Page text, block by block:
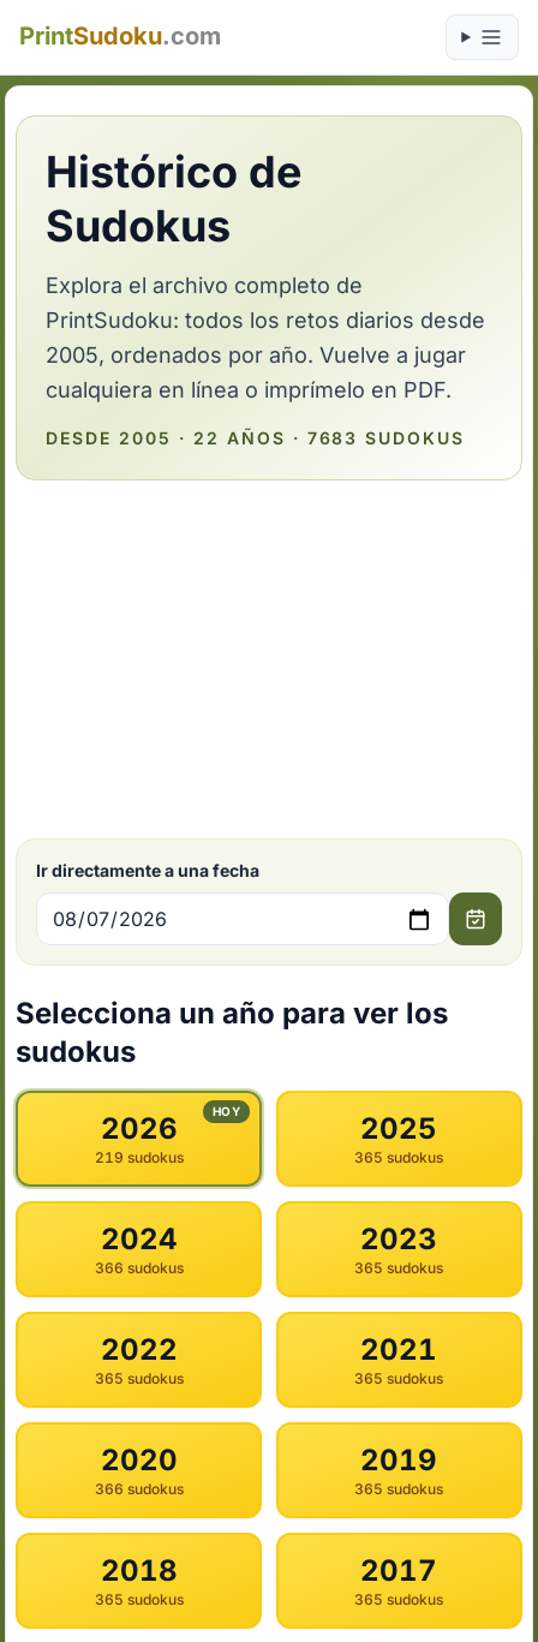
PrintSudoku.com
Histórico de
Sudokus
Explora el archivo completo de
PrintSudoku: todos los retos diarios desde
2005, ordenados por año. Vuelve a jugar
cualquiera en línea o imprímelo en PDF.
DESDE 2005 · 22 AÑOS · 7683 SUDOKUS
Ir directamente a una fecha
Selecciona un año para ver los
sudokus
HOY
2026
219 sudokus
2025
365 sudokus
2024
366 sudokus
2023
365 sudokus
2022
365 sudokus
2021
365 sudokus
2020
366 sudokus
2019
365 sudokus
2018
365 sudokus
2017
365 sudokus